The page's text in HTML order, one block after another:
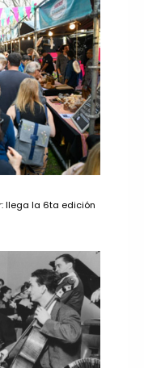
llega la 6ta edición